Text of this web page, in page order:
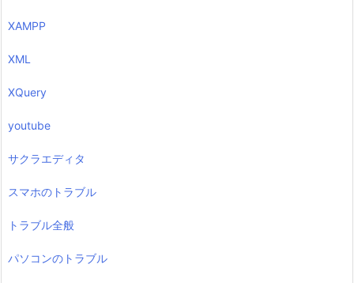
XAMPP
XML
XQuery
youtube
サクラエディタ
スマホのトラブル
トラブル全般
パソコンのトラブル